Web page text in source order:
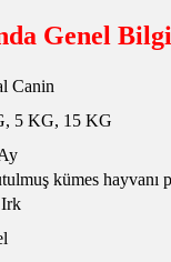
Genel
Canin
5 KG, 15 KG
kümes hayvanı